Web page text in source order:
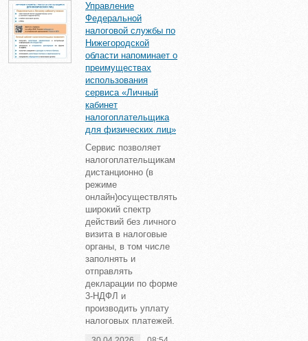
Управление
Федеральной
налоговой службы по
Нижегородской
области напоминает о
преимуществах
использования
сервиса «Личный
кабинет
налогоплательщика
для физических лиц»
Сервис позволяет
налогоплательщикам
дистанционно (в
режиме
онлайн)осуществлять
широкий спектр
действий без личного
визита в налоговые
органы, в том числе
заполнять и
отправлять
декларации по форме
3-НДФЛ и
производить уплату
налоговых платежей.